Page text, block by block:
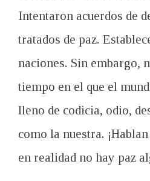
Intentaron acuerdos de
tratados de paz.
naciones. Sin embargo,
tiempo en el que el
lleno de codicia, odio,
como la nuestra.
en realidad no hay paz